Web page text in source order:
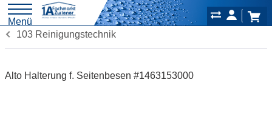
Menü
103 Reinigungstechnik
Alto Halterung f. Seitenbesen #1463153000